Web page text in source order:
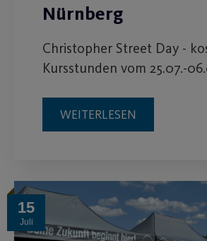
Nürnberg
Christopher Street Day -
Kursstunden vom 25.07.-
WEITERLESEN
15
Juli